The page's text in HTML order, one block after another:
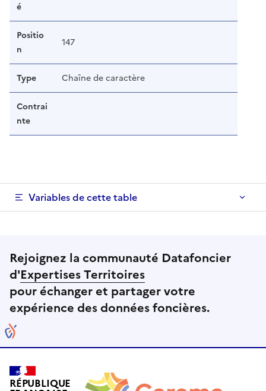
é
Positio
n
147
Type Chaîne de caractère
Contrai
nte
Variables de cette table
Rejoignez la communauté Datafoncier
d'Expertises Territoires
pour échanger et partager votre
expérience des données foncières.
RÉPUBLIQUE